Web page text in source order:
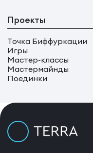
Проекты
Точка Биффуркации
Игры
Мастер-классы
Мастермайнды
Поединки